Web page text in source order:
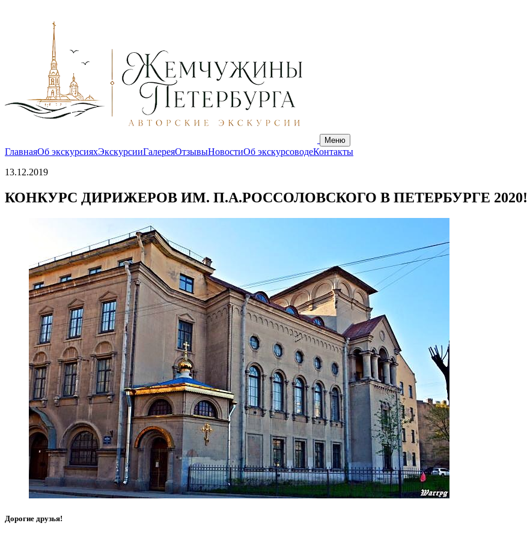
Меню
ГлавнаяОб экскурсияхЭкскурсииГалереяОтзывыНовостиОб экскурсоводеКонтакты
13.12.2019
КОНКУРС ДИРИЖЕРОВ ИМ. П.А.РОССОЛОВСКОГО В ПЕТЕРБУРГЕ 2020!
Дорогие друзья!